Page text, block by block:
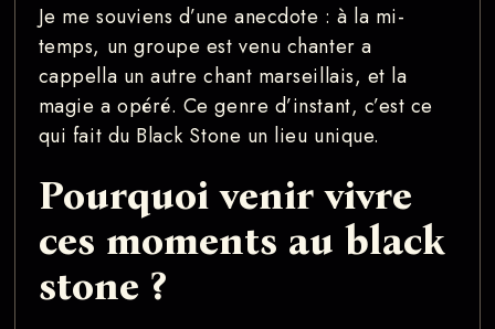
Je me souviens d’une anecdote : à la mi-
temps, un groupe est venu chanter a
cappella un autre chant marseillais, et la
magie a opéré. Ce genre d’instant, c’est ce
qui fait du Black Stone un lieu unique.
Pourquoi venir vivre
ces moments au black
stone ?